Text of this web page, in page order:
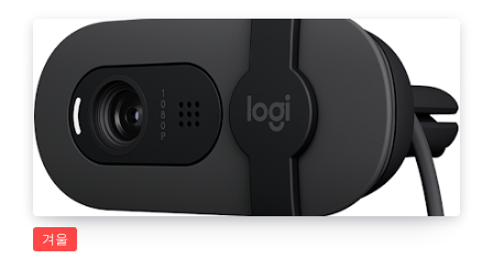
겨울